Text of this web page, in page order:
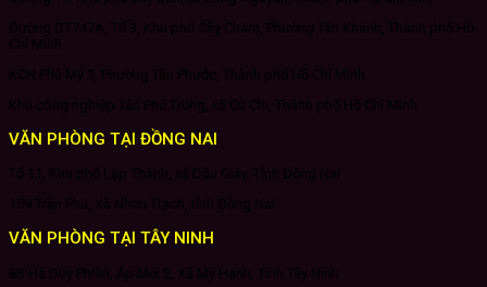
VĂN PHÒNG TẠI ĐỒNG NAI
VĂN PHÒNG TẠI TÂY NINH